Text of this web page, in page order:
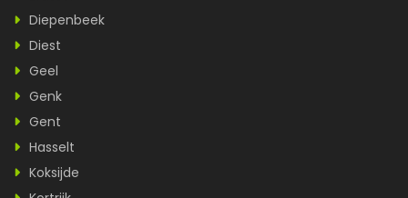
Diepenbeek
Diest
Geel
Genk
Gent
Hasselt
Koksijde